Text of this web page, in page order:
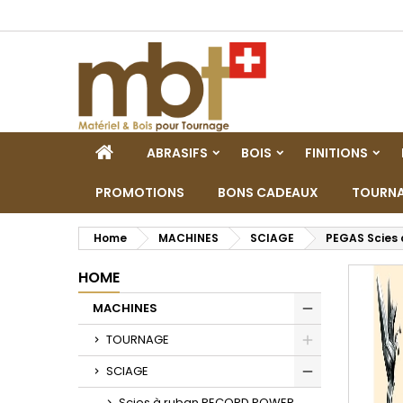
HOMEABRASIFS BOIS FINITIONS
PROMOTIONS BONS CADEAUX
Home MACHINES SCIAGE PEGAS
HOME
MACHINES
Toggle
TOURNAGE
Toggle
SCIAGE
Toggle